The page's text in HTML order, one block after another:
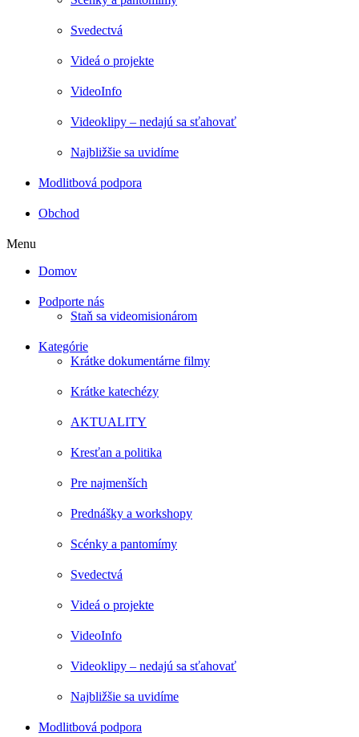
Svedectvá
Videá o projekte
VideoInfo
Videoklipy – nedajú sa sťahovať
Najbližšie sa uvidíme
Modlitbová podpora
Obchod
Menu
Domov
Podporte nás
Staň sa videomisionárom
Kategórie
Krátke dokumentárne filmy
Krátke katechézy
AKTUALITY
Kresťan a politika
Pre najmenších
Prednášky a workshopy
Scénky a pantomímy
Svedectvá
Videá o projekte
VideoInfo
Videoklipy – nedajú sa sťahovať
Najbližšie sa uvidíme
Modlitbová podpora